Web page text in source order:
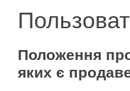
Положення
яких є